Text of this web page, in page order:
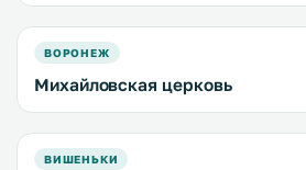
ВОРОНЕЖ
Михайловская церковь
ВИШЕНЬКИ